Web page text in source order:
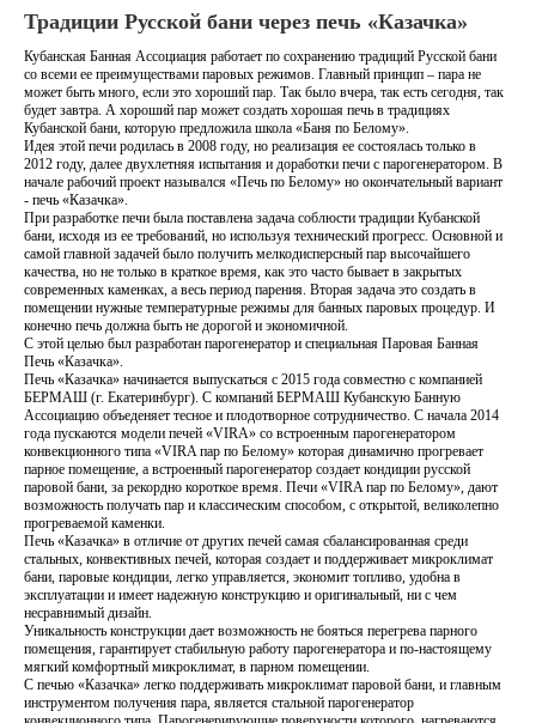
Традиции Русской бани через печь «Казачка»
Кубанская Банная Ассоциация работает по сохранению традиций Русской бани
со всеми ее преимуществами паровых режимов. Главный принцип – пара не
может быть много, если это хороший пар. Так было вчера, так есть сегодня, так
будет завтра. А хороший пар может создать хорошая печь в традициях
Кубанской бани, которую предложила школа «Баня по Белому».
Идея этой печи родилась в 2008 году, но реализация ее состоялась только в
2012 году, далее двухлетняя испытания и доработки печи с парогенератором. В
начале рабочий проект назывался «Печь по Белому» но окончательный вариант
- печь «Казачка».
При разработке печи была поставлена задача соблюсти традиции Кубанской
бани, исходя из ее требований, но используя технический прогресс. Основной и
самой главной задачей было получить мелкодисперсный пар высочайшего
качества, но не только в краткое время, как это часто бывает в закрытых
современных каменках, а весь период парения. Вторая задача это создать в
помещении нужные температурные режимы для банных паровых процедур. И
конечно печь должна быть не дорогой и экономичной.
С этой целью был разработан парогенератор и специальная Паровая Банная
Печь «Казачка».
Печь «Казачка» начинается выпускаться с 2015 года совместно с компанией
БЕРМАШ (г. Екатеринбург). С компаний БЕРМАШ Кубанскую Банную
Ассоциацию объеденяет тесное и плодотворное сотрудничество. С начала 2014
года пускаются модели печей «VIRA» со встроенным парогенератором
конвекционного типа «VIRA пар по Белому» которая динамично прогревает
парное помещение, а встроенный парогенератор создает кондиции русской
паровой бани, за рекордно короткое время. Печи «VIRA пар по Белому», дают
возможность получать пар и классическим способом, с открытой, великолепно
прогреваемой каменки.
Печь «Казачка» в отличие от других печей самая сбалансированная среди
стальных, конвективных печей, которая создает и поддерживает микроклимат
бани, паровые кондиции, легко управляется, экономит топливо, удобна в
эксплуатации и имеет надежную конструкцию и оригинальный, ни с чем
несравнимый дизайн.
Уникальность конструкции дает возможность не бояться перегрева парного
помещения, гарантирует стабильную работу парогенератора и по-настоящему
мягкий комфортный микроклимат, в парном помещении.
С печью «Казачка» легко поддерживать микроклимат паровой бани, и главным
инструментом получения пара, является стальной парогенератор